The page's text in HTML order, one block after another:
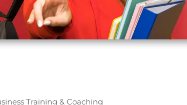
Training & Coaching